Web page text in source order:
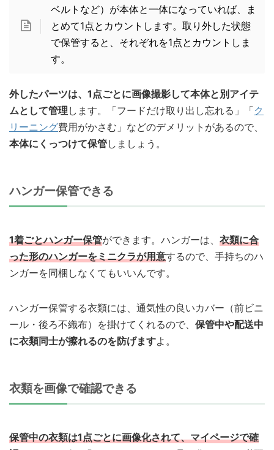
ベルトなど）が本体と一体になっていれば、ま
とめて1点とカウントします。取り外した状態
で保管すると、それぞれを1点とカウントしま
す。
外したパーツは、1点ごとに画像撮影して本体と別アイテ
ムとして管理 します。「フードだけ取り出し忘れる」「ク
リーニング費用がかさむ」などのデメリットがあるので、
本体にくっつけて保管しましょう。
ハンガー保管できる
1着ごとハンガー保管ができます。ハンガーは、 衣類に合
った形のハンガーをミニクラが用意するので、手持ちのハ
ンガーを同梱しなくてもいいんです。
ハンガー保管する衣類には、通気性の良いカバー（前ビニ
ール・後ろ不織布）を掛けてくれるので、 保管中や配送中
に衣類同士が擦れるのを防げますよ。
衣類を画像で確認できる
保管中の衣類は1点ごとに画像化されて、マイページで確